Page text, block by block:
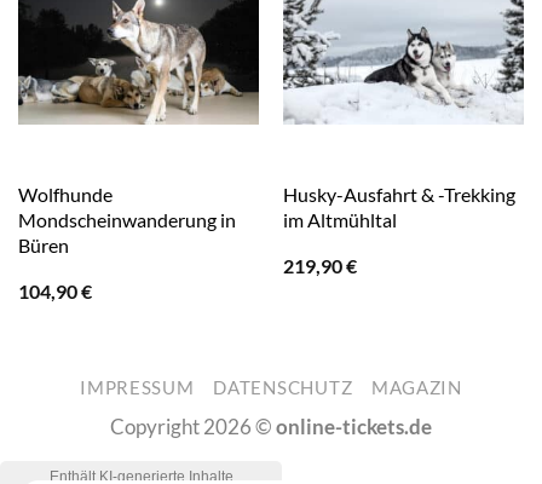
Wolfhunde
Mondscheinwanderung in
Büren
104,90€
Husky-Ausfahrt & -Trekking
im Altmühltal
219,90€
IMPRESSUM DATENSCHUTZ MAGAZIN
Copyright 2026 ©online-tickets.de